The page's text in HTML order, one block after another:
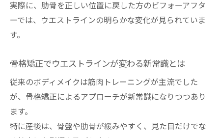
に解説
両手で肋骨を包み込む動作のやり方とポイ
呼吸と連動した肋骨締めで理想のくびれを
ボディメイク・産後の骨格調整は繊細さが
実際に、肋骨を正しい位置に戻した方のビフォーアフタ
ーでは、ウエストラインの明らかな変化が見られていま
す。
骨格矯正でウエストラインが変わる新常識とは
従来のボディメイクは筋肉トレーニングが主流でした
が、骨格矯正によるアプローチが新常識になりつつあり
ます。
特に産後は、骨盤や肋骨が緩みやすく、見た目だけでな